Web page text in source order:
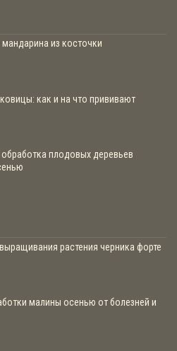
из косточки
как и на что прививают
плодовых деревьев
растения черника форте
малины осенью от болезней и